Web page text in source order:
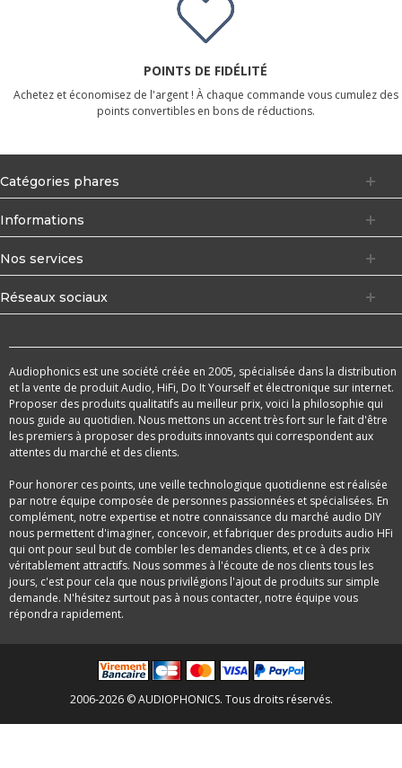
POINTS DE FIDÉLITÉ
Achetez et économisez de l'argent ! À chaque commande vous cumulez des
points convertibles en bons de réductions.
Catégories phares
Informations
Nos services
Réseaux sociaux
Audiophonics est une société créée en 2005, spécialisée dans la distribution
et la vente de produit Audio, HiFi, Do It Yourself et électronique sur internet.
Proposer des produits qualitatifs au meilleur prix, voici la philosophie qui
nous guide au quotidien. Nous mettons un accent très fort sur le fait d'être
les premiers à proposer des produits innovants qui correspondent aux
attentes du marché et des clients.
Pour honorer ces points, une veille technologique quotidienne est réalisée
par notre équipe composée de personnes passionnées et spécialisées. En
complément, notre expertise et notre connaissance du marché audio DIY
nous permettent d'imaginer, concevoir, et fabriquer des produits audio HFi
qui ont pour seul but de combler les demandes clients, et ce à des prix
véritablement attractifs. Nous sommes à l'écoute de nos clients tous les
jours, c'est pour cela que nous privilégions l'ajout de produits sur simple
demande. N'hésitez surtout pas à nous contacter, notre équipe vous
répondra rapidement.
2006-2026 © AUDIOPHONICS. Tous droits réservés.